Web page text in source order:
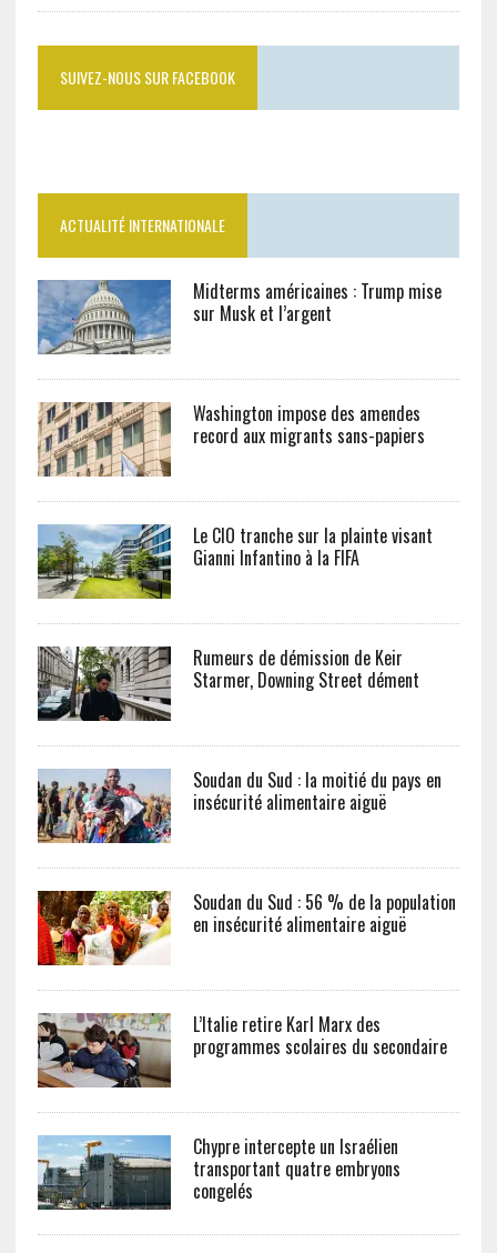
SUIVEZ-NOUS SUR FACEBOOK
ACTUALITÉ INTERNATIONALE
Midterms américaines : Trump mise
sur Musk et l’argent
Washington impose des amendes
record aux migrants sans-papiers
Le CIO tranche sur la plainte visant
Gianni Infantino à la FIFA
Rumeurs de démission de Keir
Starmer, Downing Street dément
Soudan du Sud : la moitié du pays en
insécurité alimentaire aiguë
Soudan du Sud : 56 % de la population
en insécurité alimentaire aiguë
L’Italie retire Karl Marx des
programmes scolaires du secondaire
Chypre intercepte un Israélien
transportant quatre embryons
congelés